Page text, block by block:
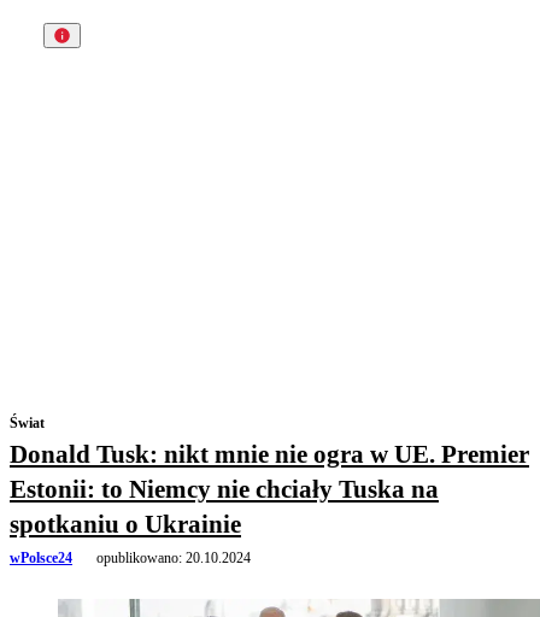
Świat
Donald Tusk: nikt mnie nie ogra w UE. Premier
Estonii: to Niemcy nie chciały Tuska na
spotkaniu o Ukrainie
wPolsce24 opublikowano: 20.10.2024